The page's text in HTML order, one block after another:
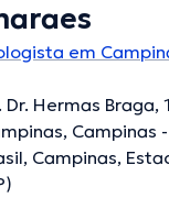
em
Dr. Hermas Braga,
Campinas -
Campinas,